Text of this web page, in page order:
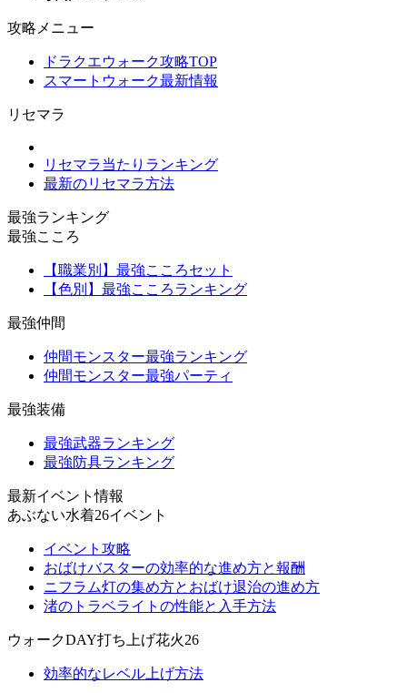
攻略メニュー
ドラクエウォーク攻略TOP
スマートウォーク最新情報
リセマラ
リセマラ当たりランキング
最新のリセマラ方法
最強ランキング
最強こころ
【職業別】最強こころセット
【色別】最強こころランキング
最強仲間
仲間モンスター最強ランキング
仲間モンスター最強パーティ
最強装備
最強武器ランキング
最強防具ランキング
最新イベント情報
あぶない水着26イベント
イベント攻略
おばけバスターの効率的な進め方と報酬
ニフラム灯の集め方とおばけ退治の進め方
渚のトラベライトの性能と入手方法
ウォークDAY打ち上げ花火26
効率的なレベル上げ方法